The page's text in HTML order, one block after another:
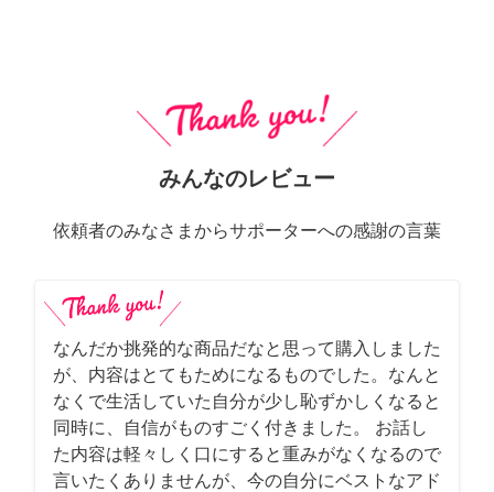
みんなのレビュー
依頼者のみなさまからサポーターへの感謝の言葉
なんだか挑発的な商品だなと思って購入しました
が、内容はとてもためになるものでした。なんと
なくで生活していた自分が少し恥ずかしくなると
同時に、自信がものすごく付きました。 お話し
た内容は軽々しく口にすると重みがなくなるので
言いたくありませんが、今の自分にベストなアド